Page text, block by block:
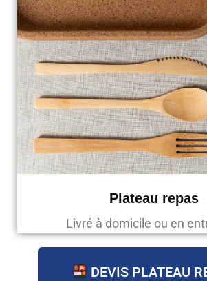
Plateau repas
Livré à domicile ou en
DEVIS PLATEAU